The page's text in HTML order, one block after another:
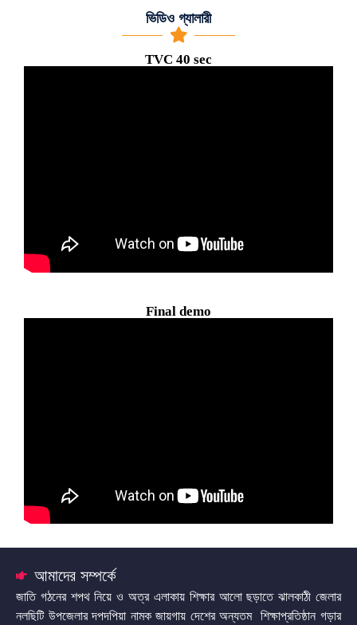
ভিডিও গ্যালারী
TVC 40 sec
Final demo
আমাদের সম্পর্কে
জাতি গঠনের শপথ নিয়ে ও অত্র এলাকায় শিক্ষার আলো ছড়াতে ঝালকাঠী জেলার
নলছিটি উপজেলার দপদপিয়া নামক জায়গায় দেশের অন্যতম শিক্ষাপ্রতিষ্ঠান গড়ার